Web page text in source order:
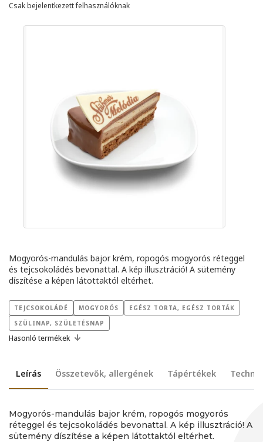
Csak bejelentkezett felhasználóknak
Mogyorós-mandulás bajor krém, ropogós mogyorós réteggel
és tejcsokoládés bevonattal. A kép illusztráció! A sütemény
díszítése a képen látottaktól eltérhet.
TEJCSOKOLÁDÉ MOGYORÓS
EGÉSZ TORTA, EGÉSZ TORTÁK
SZÜLINAP, SZÜLETÉSNAP
Hasonló termékek
Leírás Összetevők, allergének Tápértékek
Mogyorós-mandulás bajor krém, ropogós mogyorós
réteggel és tejcsokoládés bevonattal. A kép illusztráció! A
sütemény díszítése a képen látottaktól eltérhet.